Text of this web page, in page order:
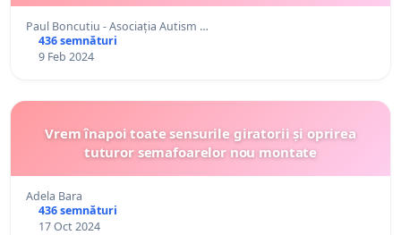
Paul Boncutiu - Asociația Autism …
436 semnături
9 Feb 2024
Vrem înapoi toate sensurile giratorii și oprirea
tuturor semafoarelor nou montate
Adela Bara
436 semnături
17 Oct 2024